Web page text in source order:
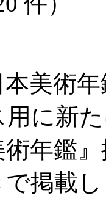
美術
に新
年鑑
掲載